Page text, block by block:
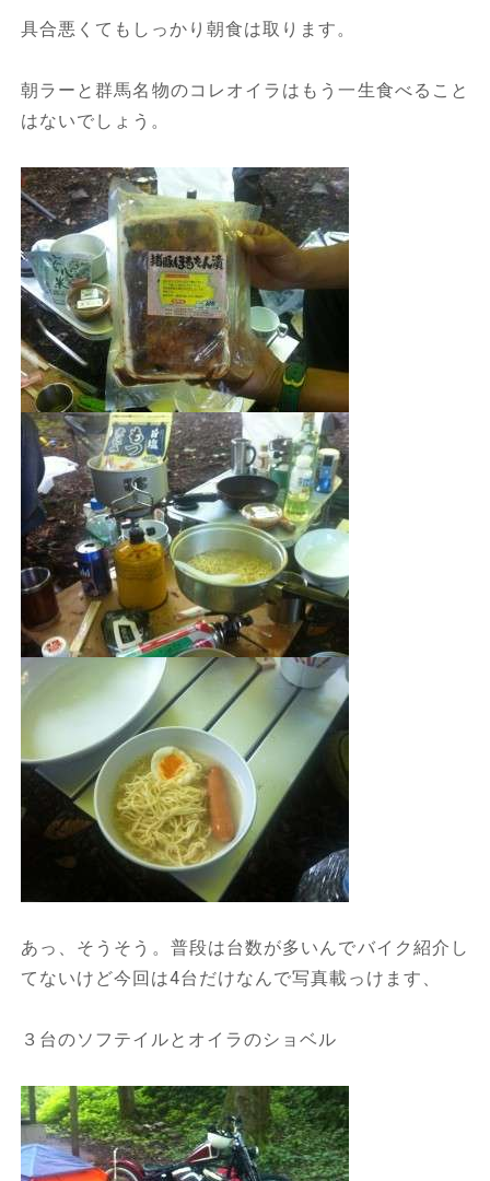
具合悪くてもしっかり朝食は取ります。
朝ラーと群馬名物のコレオイラはもう一生食べること
はないでしょう。
あっ、そうそう。普段は台数が多いんでバイク紹介し
てないけど今回は4台だけなんで写真載っけます、
３台のソフテイルとオイラのショベル